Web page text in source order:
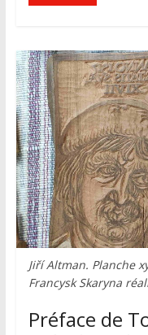
Jiří Altman. Planche
Francysk Skaryna
Préface de